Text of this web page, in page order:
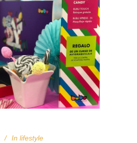
In lifestyle